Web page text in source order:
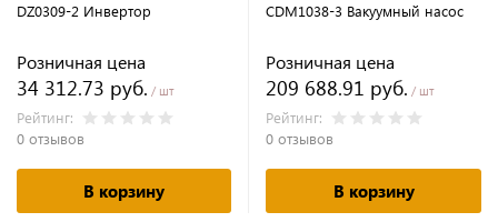
DZ0309-2 Инвертор
Розничная цена
34 312.73 руб. / шт
Рейтинг:
0 отзывов
В корзину
CDM1038-3 Вакуумный насос
Розничная цена
209 688.91 руб. / шт
Рейтинг:
0 отзывов
В корзину